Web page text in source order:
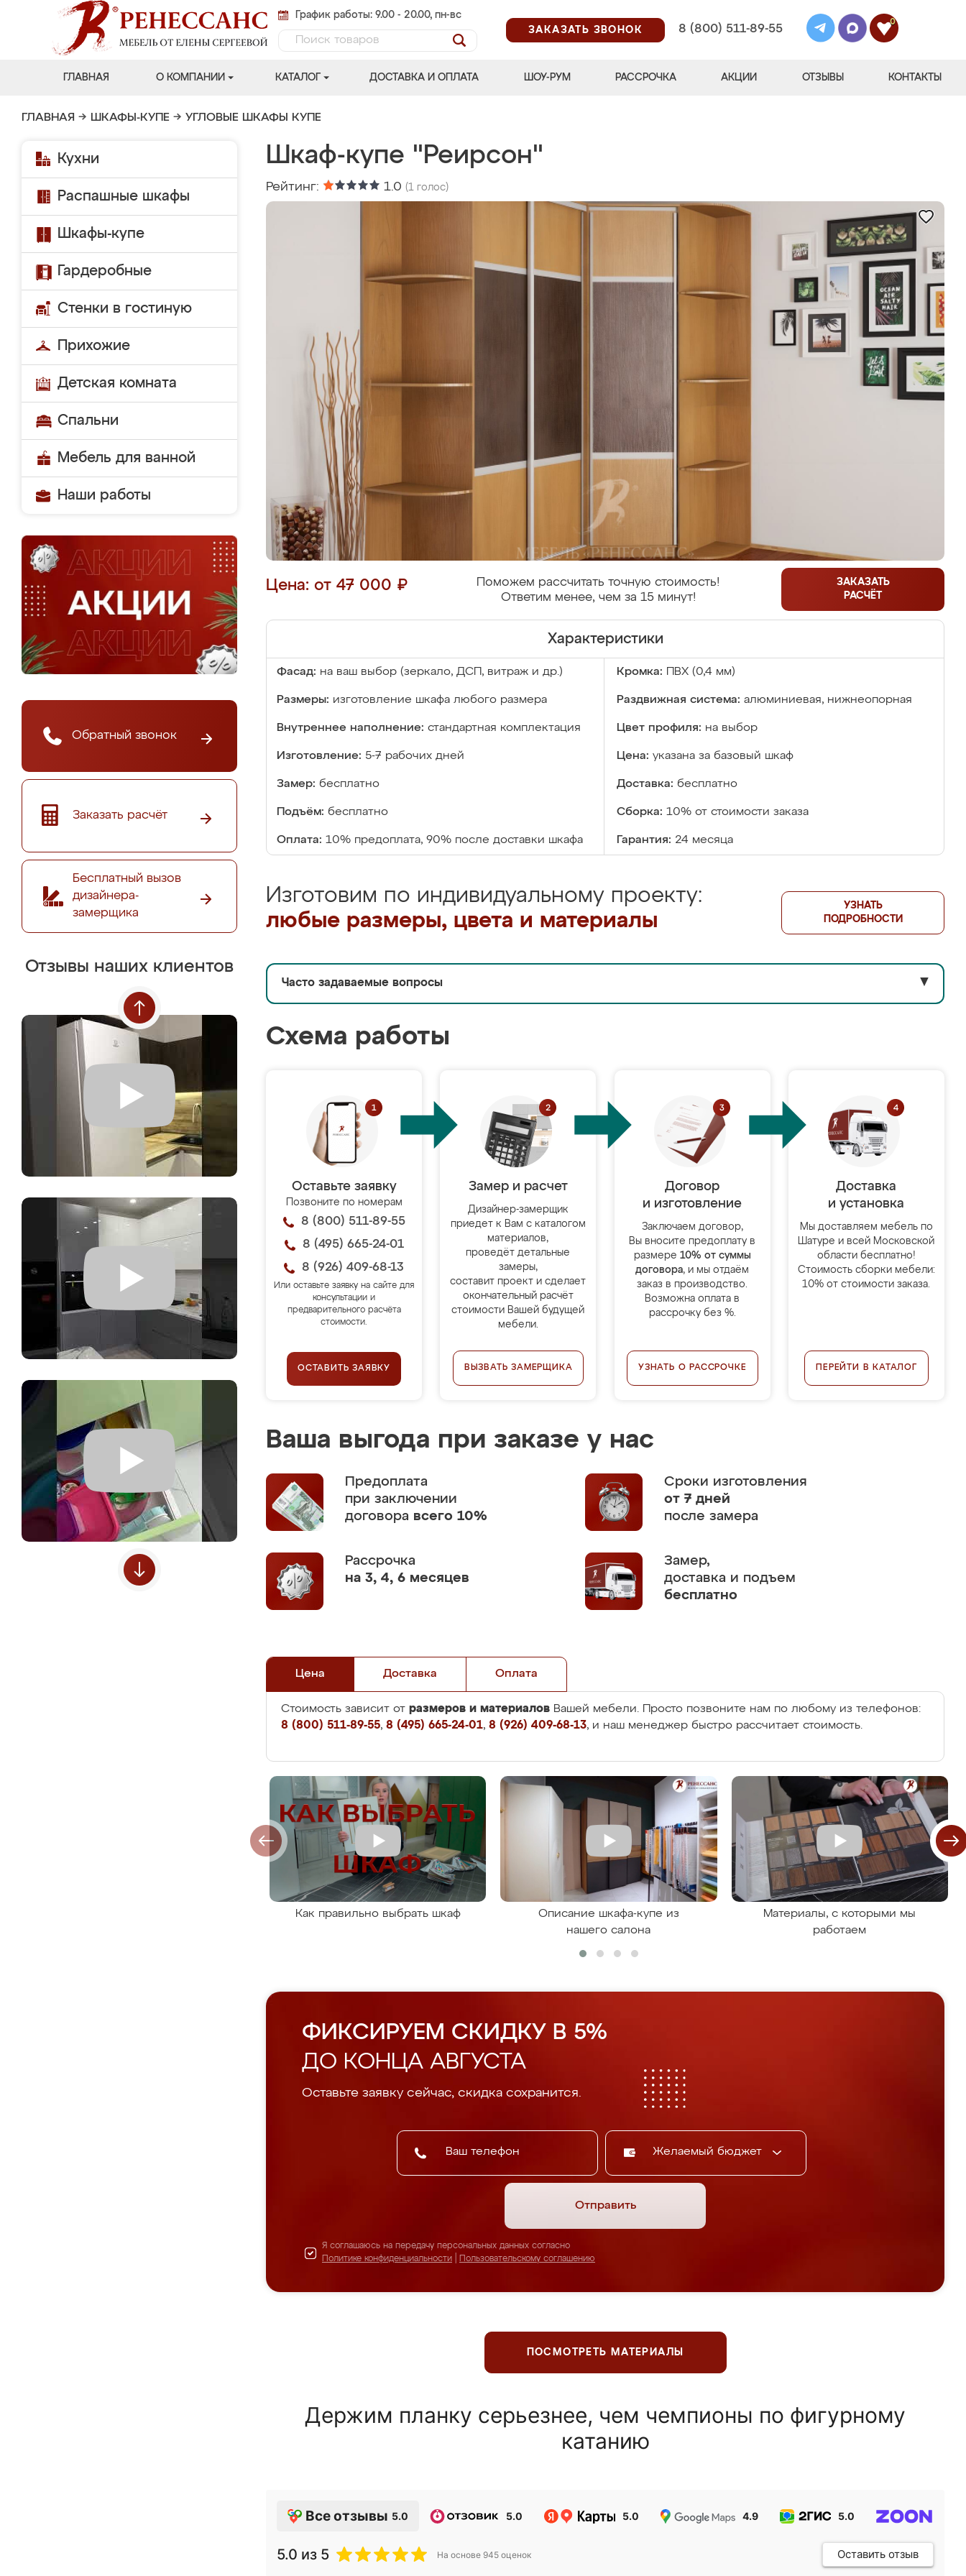
График работы: 9.00 - 20.00, пн-вс
ЗАКАЗАТЬ ЗВОНОК
8 (800) 511-89-55
0
ГЛАВНАЯ О КОМПАНИИ КАТАЛОГ ДОСТАВКА И ОПЛАТА ШОУ-РУМ РАССРОЧКА АКЦИИ ОТЗЫВЫ КОНТАКТЫ
ГЛАВНАЯ → ШКАФЫ-КУПЕ → УГЛОВЫЕ ШКАФЫ КУПЕ
Кухни
Распашные шкафы
Шкафы-купе
Гардеробные
Стенки в гостиную
Прихожие
Детская комната
Спальни
Мебель для ванной
Наши работы
Обратный звонок
Заказать расчёт
Бесплатный вызов
дизайнера-
замерщика
Отзывы наших клиентов
Шкаф-купе "Реирсон"
Рейтинг: 1.0 (1 голос)
Цена: от 47 000 ₽
Поможем рассчитать точную стоимость!
Ответим менее, чем за 15 минут!
ЗАКАЗАТЬ
РАСЧЁТ
Характеристики
Фасад: на ваш выбор (зеркало, ДСП, витраж и др.) Кромка: ПВХ (0,4 мм)
Размеры: изготовление шкафа любого размера Раздвижная система: алюминиевая, нижнеопорная
Внутреннее наполнение: стандартная комплектация Цвет профиля: на выбор
Изготовление: 5-7 рабочих дней Цена: указана за базовый шкаф
Замер: бесплатно Доставка: бесплатно
Подъём: бесплатно Сборка: 10% от стоимости заказа
Оплата: 10% предоплата, 90% после доставки шкафа Гарантия: 24 месяца
Изготовим по индивидуальному проекту:
любые размеры, цвета и материалы
УЗНАТЬ
ПОДРОБНОСТИ
Часто задаваемые вопросы ▼
Схема работы
Оставьте заявку
Позвоните по номерам
8 (800) 511-89-55
8 (495) 665-24-01
8 (926) 409-68-13
Или оставьте заявку на сайте для
консультации и
предварительного расчёта
стоимости.
ОСТАВИТЬ ЗАЯВКУ
Замер и расчет
Дизайнер-замерщик
приедет к Вам с каталогом
материалов,
проведёт детальные
замеры,
составит проект и сделает
окончательный расчёт
стоимости Вашей будущей
мебели.
ВЫЗВАТЬ ЗАМЕРЩИКА
Договор
и изготовление
Заключаем договор,
Вы вносите предоплату в
размере 10% от суммы
договора, и мы отдаём
заказ в производство.
Возможна оплата в
рассрочку без %.
УЗНАТЬ О РАССРОЧКЕ
Доставка
и установка
Мы доставляем мебель по
Шатуре и всей Московской
области бесплатно!
Стоимость сборки мебели:
10% от стоимости заказа.
ПЕРЕЙТИ В КАТАЛОГ
Ваша выгода при заказе у нас
Предоплата
при заключении
договора всего 10%
Сроки изготовления
от 7 дней
после замера
Рассрочка
на 3, 4, 6 месяцев
Замер,
доставка и подъем
бесплатно
Цена Доставка Оплата
Стоимость зависит от размеров и материалов Вашей мебели. Просто позвоните нам по любому из телефонов:
8 (800) 511-89-55, 8 (495) 665-24-01, 8 (926) 409-68-13, и наш менеджер быстро рассчитает стоимость.
Как правильно выбрать шкаф
Описание шкафа-купе из
нашего салона
Материалы, с которыми мы
работаем
ФИКСИРУЕМ СКИДКУ В 5%
ДО КОНЦА АВГУСТА
Оставьте заявку сейчас, скидка сохранится.
Желаемый бюджет
Отправить
Я соглашаюсь на передачу персональных данных согласно
Политике конфиденциальности
Пользовательскому соглашению
ПОСМОТРЕТЬ МАТЕРИАЛЫ
Держим планку серьезнее, чем чемпионы по фигурному
катанию
Все отзывы 5.0 5.0 5.0 4.9 5.0
5.0 из 5 На основе 945 оценок Оставить отзыв